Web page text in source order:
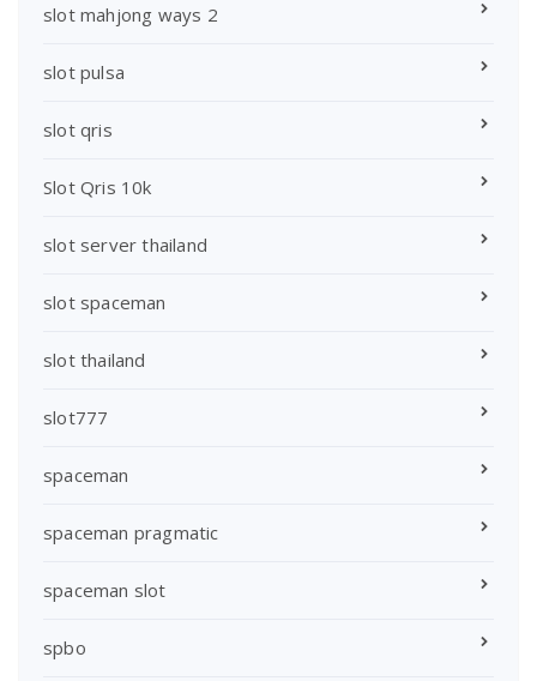
slot mahjong ways 2
slot pulsa
slot qris
Slot Qris 10k
slot server thailand
slot spaceman
slot thailand
slot777
spaceman
spaceman pragmatic
spaceman slot
spbo